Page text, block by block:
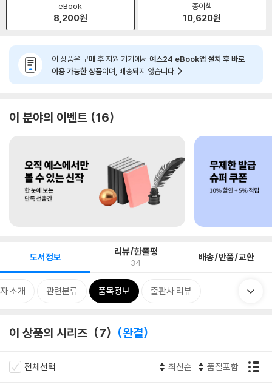
eBook
8,200원
종이책
10,620원
이 상품은 구매 후 지원 기기에서 예스24 eBook앱 설치 후 바로
이용 가능한 상품이며, 배송되지 않습니다.
이 분야의 이벤트 16
도서정보 리뷰/한줄평
34 배송/반품/교환
소개 관련분류 품목정보 출판사 리뷰
이 상품의 시리즈 7 완결
전체선택 최신순 품절포함